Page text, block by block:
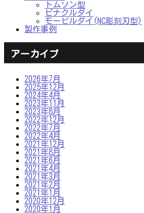
トムソン型
ピナクルダイ
モービルダイ(NC彫刻刃型)
製作事例
アーカイブ
2026年7月
2025年12月
2024年4月
2023年11月
2023年8月
2022年12月
2022年7月
2022年4月
2021年12月
2021年8月
2021年6月
2021年4月
2021年3月
2021年2月
2021年1月
2020年12月
2020年1月